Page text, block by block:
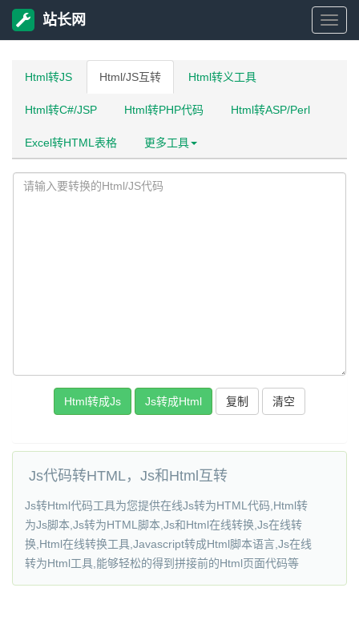
站
站长网
Html转JS Html/JS互转 Html转义工具
Html转C#/JSP Html转PHP代码 Html转ASP/Perl
Excel转HTML表格 更多工具
复制
Js代码转HTML，Js和Html互转
Js转Html代码工具为您提供在线Js转为HTML代码,Html转
为Js脚本,Js转为HTML脚本,Js和Html在线转换,Js在线转
换,Html在线转换工具,Javascript转成Html脚本语言,Js在线
转为Html工具,能够轻松的得到拼接前的Html页面代码等